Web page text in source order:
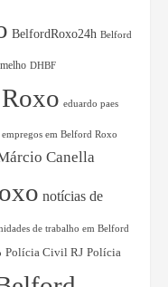
BelfordRoxo24h Belford
DHBF
eduardo paes
empregos em Belford Roxo
Canella
notícias de
de trabalho em Belford
Polícia Civil RJ Polícia